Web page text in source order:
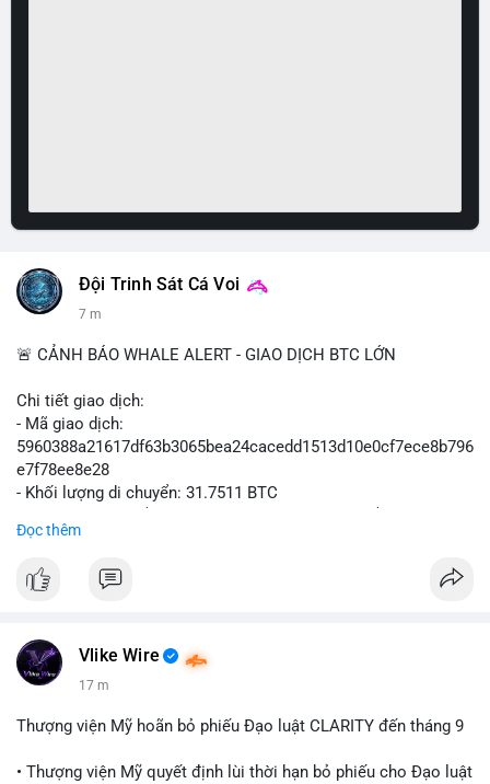
Đội Trinh Sát Cá Voi
7 m
🚨 CẢNH BÁO WHALE ALERT - GIAO DỊCH BTC LỚN
Chi tiết giao dịch:
- Mã giao dịch:
5960388a21617df63b3065bea24cacedd1513d10e0cf7ece8b796
e7f78ee8e28
- Khối lượng di chuyển: 31.7511 BTC
USD)
Đọc thêm
Vlike Wire
17 m
Thượng viện Mỹ hoãn bỏ phiếu Đạo luật CLARITY đến tháng 9
• Thượng viện Mỹ quyết định lùi thời hạn bỏ phiếu cho Đạo luật